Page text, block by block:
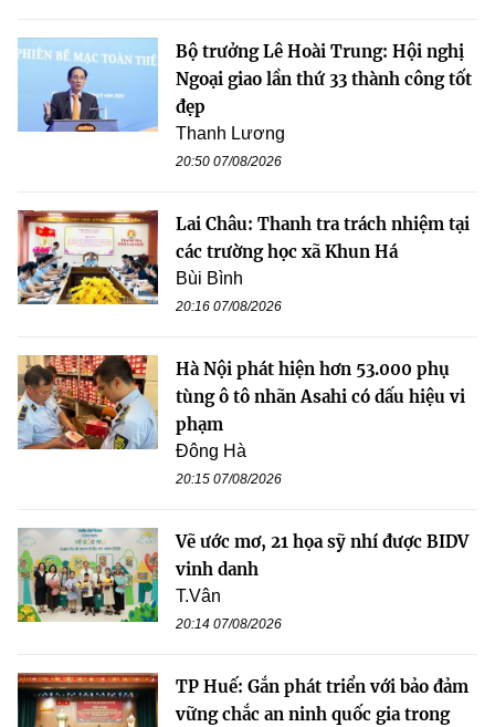
Bộ trưởng Lê Hoài Trung: Hội nghị
Ngoại giao lần thứ 33 thành công tốt
đẹp
Thanh Lương
20:50 07/08/2026
Lai Châu: Thanh tra trách nhiệm tại
các trường học xã Khun Há
Bùi Bình
20:16 07/08/2026
Hà Nội phát hiện hơn 53.000 phụ
tùng ô tô nhãn Asahi có dấu hiệu vi
phạm
Đông Hà
20:15 07/08/2026
Vẽ ước mơ, 21 họa sỹ nhí được BIDV
vinh danh
T.Vân
20:14 07/08/2026
TP Huế: Gắn phát triển với bảo đảm
vững chắc an ninh quốc gia trong